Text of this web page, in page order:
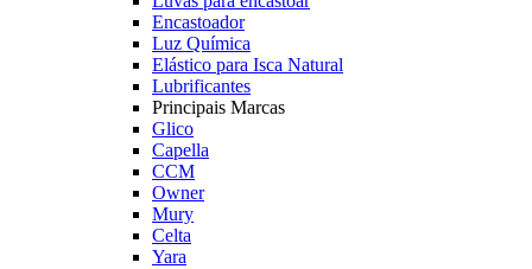
Encastoador
Luz Química
Elástico para Isca Natural
Lubrificantes
Principais Marcas
Glico
Capella
CCM
Owner
Mury
Celta
Yara